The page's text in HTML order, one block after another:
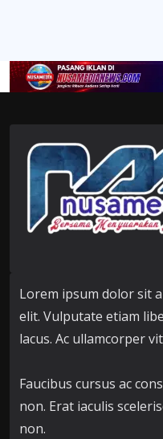
Lorem ipsum dolor sit
elit. Vulputate etiam
lacus. Ac ullamcorper
Faucibus cursus ac
non. Erat iaculis
non.